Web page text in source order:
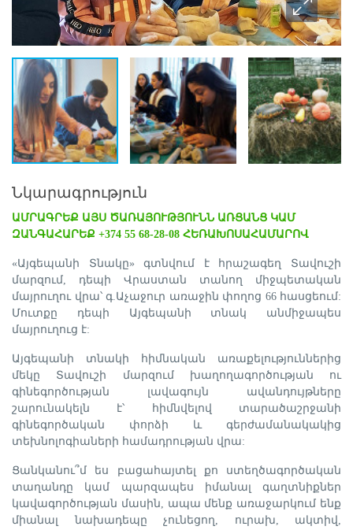
Նկարագրություն
ԱՄՐԱԳՐԵՔ ԱՅՍ ԾԱՌԱՅՈՒԹՅՈՒՆՆ ԱՌՑԱՆՑ ԿԱՄ
ԶԱՆԳԱՀԱՐԵՔ +374 55 68-28-08 ՀԵՌԱԽՈՍԱՀԱՄԱՐՈՎ
«Այգեպանի Տնակը» գտնվում է հրաշագեղ Տավուշի
մարզում, դեպի Վրաստան տանող միջպետական
մայրուղու վրա՝ գ.Աչաջուր առաջին փողոց 66 հասցեում:
Մուտքը դեպի Այգեպանի տնակ անմիջապես
մայրուղուց է:
Այգեպանի տնակի հիմնական առաքելություններից
մեկը Տավուշի մարզում խաղողագործության ու
գինեգործության լավագույն ավանդույթները
շարունակելն է՝ հիմնվելով տարածաշրջանի
գինեգործական փորձի և գերժամանակակից
տեխնոլոգիաների համադրության վրա:
Ցանկանու՞մ ես բացահայտել քո ստեղծագործական
տաղանդը կամ պարզապես իմանալ գաղտնիքներ
կավագործության մասին, ապա մենք առաջարկում ենք
միանալ նախադեպը չունեցող, ուրախ, ակտիվ,